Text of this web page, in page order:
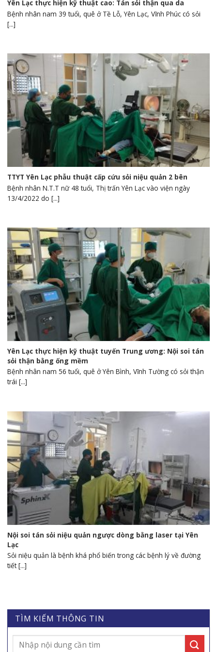
Yên Lạc thực hiện kỹ thuật cao: Tán sỏi thận qua da
Bệnh nhân nam 39 tuổi, quê ở Tề Lỗ, Yên Lạc, Vĩnh Phúc có sỏi
[...]
TTYT Yên Lạc phẫu thuật cấp cứu sỏi niệu quản 2 bên
Bệnh nhân N.T.T nữ 48 tuổi, Thị trấn Yên Lạc vào viện ngày
13/4/2022 do [...]
Yên Lạc thực hiện kỹ thuật tuyến Trung ương: Nội soi tán
sỏi thận bằng ống mềm
Bệnh nhân nam 56 tuổi, quê ở Yên Bình, Vĩnh Tường có sỏi thận
trái [...]
Nội soi tán sỏi niệu quản ngược dòng bằng laser tại Yên
Lạc
Sỏi niệu quản là bệnh khá phổ biến trong các bệnh lý về đường
tiết [...]
TÌM KIẾM THÔNG TIN